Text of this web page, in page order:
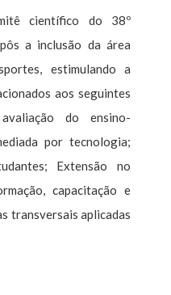
científico do 38º
a inclusão da área
estimulando a
aos seguintes
do ensino-
por tecnologia;
Extensão no
capacitação e
transversais aplicadas